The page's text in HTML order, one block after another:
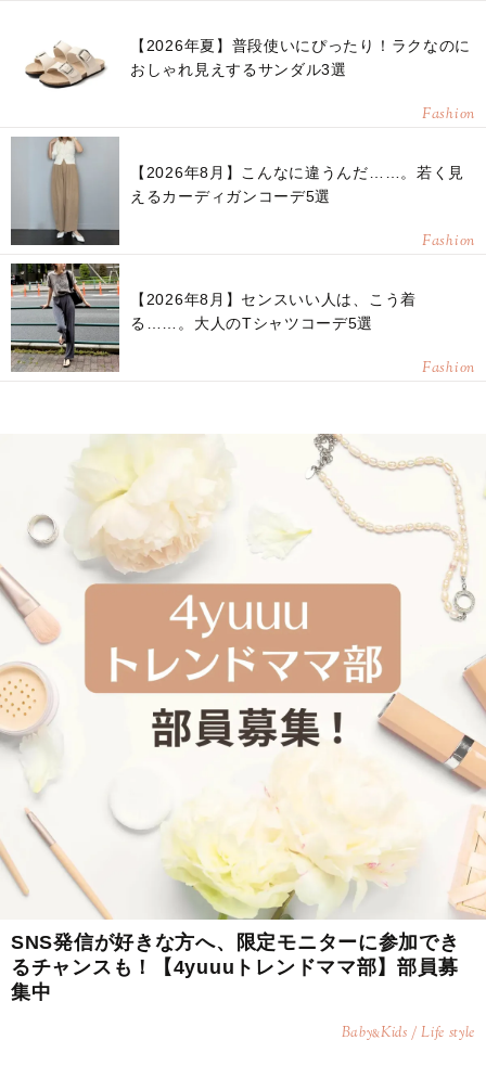
【2026年夏】普段使いにぴったり！ラクなのに
おしゃれ見えするサンダル3選
Fashion
【2026年8月】こんなに違うんだ……。若く見
えるカーディガンコーデ5選
Fashion
【2026年8月】センスいい人は、こう着
る……。大人のTシャツコーデ5選
Fashion
SNS発信が好きな方へ、限定モニターに参加でき
るチャンスも！【4yuuuトレンドママ部】部員募
集中
Baby&Kids / Life style